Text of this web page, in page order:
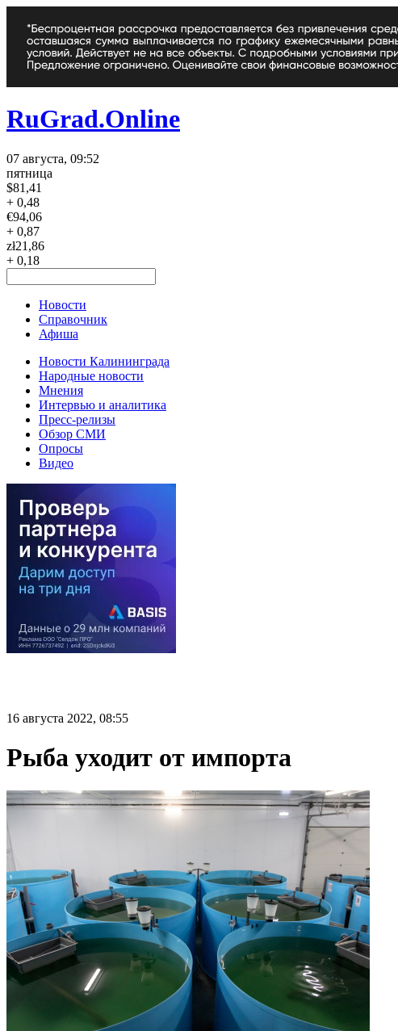
RuGrad.Online
07 августа, 09:52
пятница
$81,41
+ 0,48
€94,06
+ 0,87
zł21,86
+ 0,18
Новости
Справочник
Афиша
Новости Калининграда
Народные новости
Мнения
Интервью и аналитика
Пресс-релизы
Обзор СМИ
Опросы
Видео
16 августа 2022, 08:55
Рыба уходит от импорта